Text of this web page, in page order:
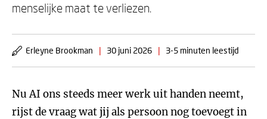
menselijke maat te verliezen.
Erleyne Brookman | 30 juni 2026 | 3-5 minuten leestijd
Nu AI ons steeds meer werk uit handen neemt,
rijst de vraag wat jij als persoon nog toevoegt in